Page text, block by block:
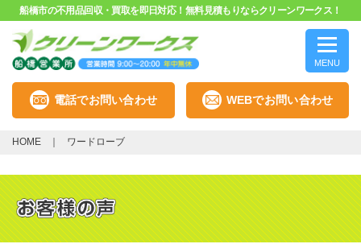
船橋市の不用品回収・買取を即日対応！無料見積もりならクリーンワークス！
MENU
電話でお問い合わせ WEBでお問い合わせ
HOME ワードローブ